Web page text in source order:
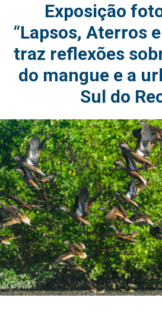
Exposição
“Lapsos, Aterros
traz reflexões
do mangue e a
Sul do